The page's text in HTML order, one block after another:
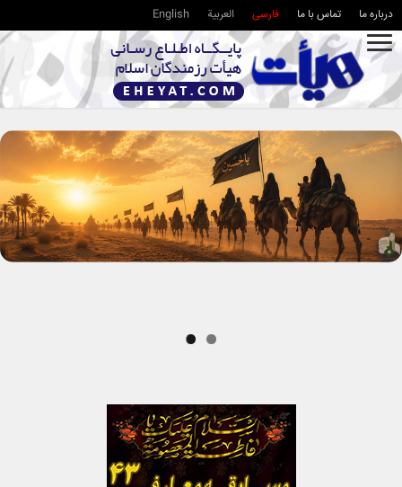
درباره ما تماس با ما فارسی العربية English